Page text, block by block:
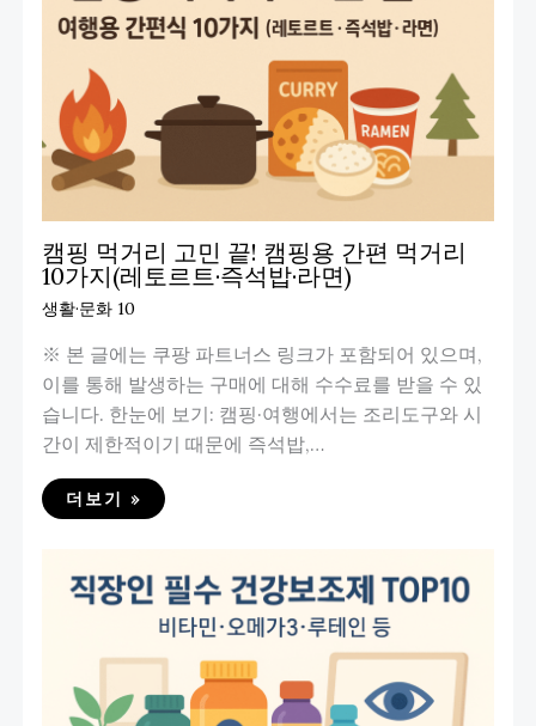
캠핑 먹거리 고민 끝! 캠핑용 간편 먹거리
10가지(레토르트·즉석밥·라면)
생활·문화 10
※ 본 글에는 쿠팡 파트너스 링크가 포함되어 있으며,
이를 통해 발생하는 구매에 대해 수수료를 받을 수 있
습니다. 한눈에 보기: 캠핑·여행에서는 조리도구와 시
간이 제한적이기 때문에 즉석밥,…
더보기 »